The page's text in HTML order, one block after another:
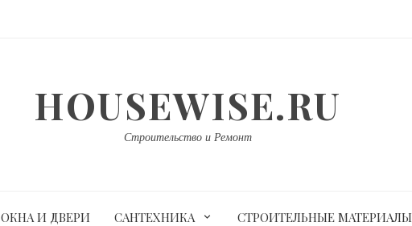
HOUSEWISE.RU
Строительство и Ремонт
ОКНА И ДВЕРИ САНТЕХНИКА СТРОИТЕЛЬНЫЕ МАТЕРИАЛЫ